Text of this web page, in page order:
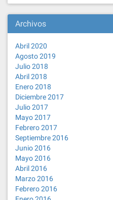
Archivos
Abril 2020
Agosto 2019
Julio 2018
Abril 2018
Enero 2018
Diciembre 2017
Julio 2017
Mayo 2017
Febrero 2017
Septiembre 2016
Junio 2016
Mayo 2016
Abril 2016
Marzo 2016
Febrero 2016